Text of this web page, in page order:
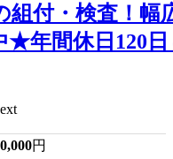
組付・検査！幅
★年間休日120
円